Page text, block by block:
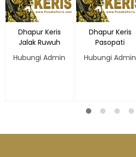
Dhapur Keris
Jalak Ruwuh
Hubungi Admin
Dhapur Keris
Pasopati
Hubungi Admin